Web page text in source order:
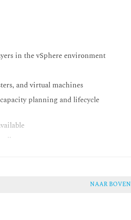
in the vSphere environment
and virtual machines
planning and lifecycle
NAAR BOVEN